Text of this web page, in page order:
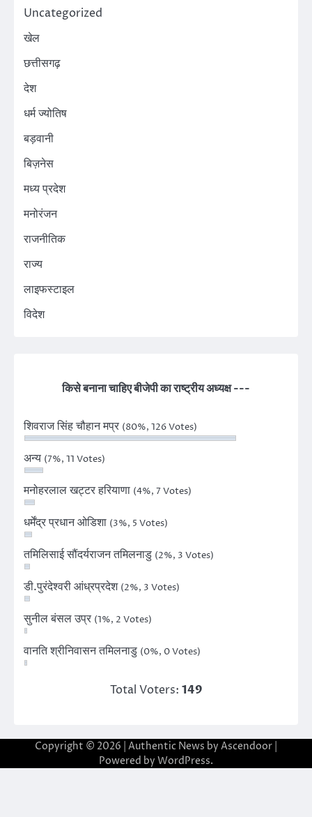
Uncategorized
खेल
छत्तीसगढ़
देश
धर्म ज्योतिष
बड़वानी
बिज़नेस
मध्य प्रदेश
मनोरंजन
राजनीतिक
राज्य
लाइफस्टाइल
विदेश
किसे बनाना चाहिए बीजेपी का राष्ट्रीय अध्यक्ष ---
शिवराज सिंह चौहान मप्र (80%, 126 Votes)
अन्य (7%, 11 Votes)
मनोहरलाल खट्टर हरियाणा (4%, 7 Votes)
धर्मेंद्र प्रधान ओडिशा (3%, 5 Votes)
तमिलिसाई सौंदर्यराजन तमिलनाडु (2%, 3 Votes)
डी.पुरंदेश्वरी आंध्रप्रदेश (2%, 3 Votes)
सुनील बंसल उप्र (1%, 2 Votes)
वानति श्रीनिवासन तमिलनाडु (0%, 0 Votes)
Total Voters: 149
Copyright © 2026 | Authentic News by Ascendoor
Powered by WordPress.